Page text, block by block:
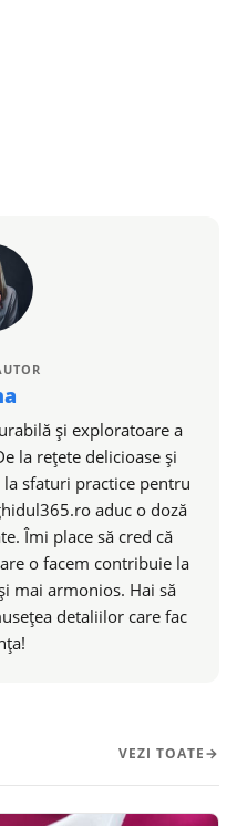
și exploratoare a
la rețete delicioase și
sfaturi practice pentru
aduc o doză
Îmi place să cred că
o facem contribuie la
mai armonios. Hai să
detaliilor care fac
VEZI TOATE